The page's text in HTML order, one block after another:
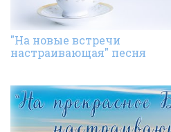
"На новые встречи
настраивающая" песня